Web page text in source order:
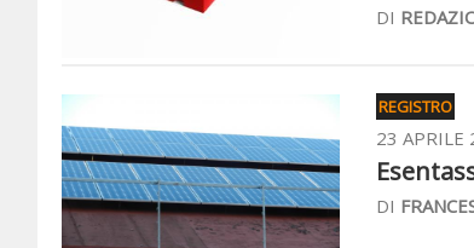
DI
REGISTRO
23 APRILE
DI